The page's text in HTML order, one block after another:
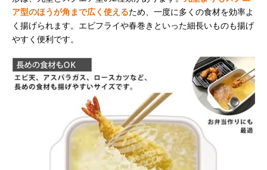
ア型のほうが角まで広く使えるため、一度に多くの食材を効率よ
く揚げられます。エビフライや春巻きといった細長いものも揚げ
やすく便利です。